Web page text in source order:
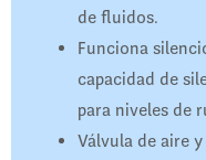
de fluidos.
Funciona
capacidad de
para niveles de
Válvula de aire